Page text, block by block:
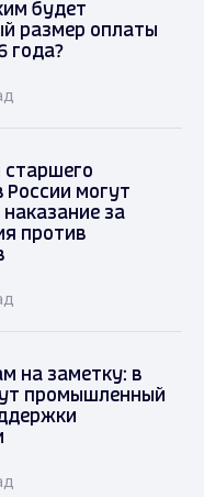
будет
размер оплаты
года?
России могут
за
против
на заметку: в
промышленный